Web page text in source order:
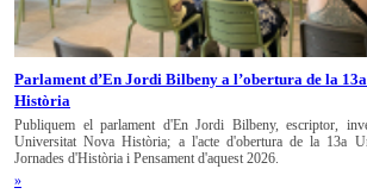
Parlament d’En Jordi Bilbeny a l’obertura de la
Història
Publiquem el parlament d'En Jordi Bilbeny, escriptor,
Universitat Nova Història; a l'acte d'obertura de la 13a
Jornades d'Història i Pensament d'aquest 2026.
»